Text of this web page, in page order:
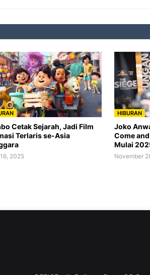
Cetak Sejarah, Jadi Film
Terlaris se-Asia
2025
HIBURAN
Joko
Come
Mulai
November